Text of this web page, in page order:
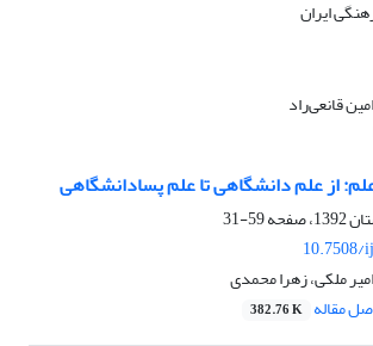
قانعی‌راد
از علم دانشگاهی تا علم پسادانشگاهی
59-31
10.7508/
ملکی، زهرا محمدی
مقاله 382.76 K